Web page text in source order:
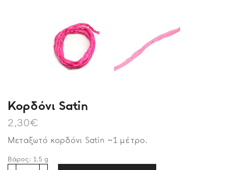
Kορδόνι Satin
2,30€
Μεταξωτό κορδόνι Satin ~1 μέτρο.
Βάρος: 1.5 g